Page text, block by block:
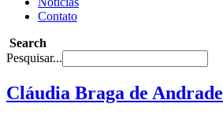
Contato
Search
Pesquisar...
Cláudia Braga de Andrade